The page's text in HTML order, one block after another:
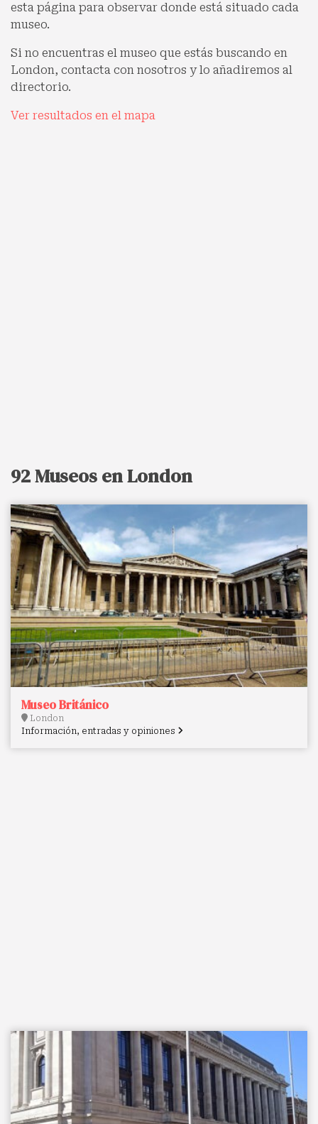
esta página para observar donde está situado cada
museo.
Si no encuentras el museo que estás buscando en
London, contacta con nosotros y lo añadiremos al
directorio.
Ver resultados en el mapa
92 Museos en London
Museo Británico
London
Información, entradas y opiniones